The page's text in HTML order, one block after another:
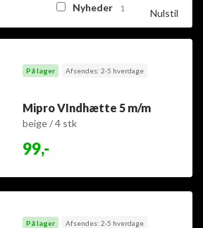
Nulstil
Nyheder 1
På lager Afsendes: 2-5 hverdage
Mipro VIndhætte 5 m/m
beige / 4 stk
99,-
På lager Afsendes: 2-5 hverdage